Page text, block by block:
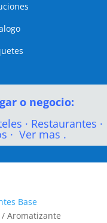
o negocio:
· Restaurantes ·
· Ver mas .
Base
/ Aromatizante